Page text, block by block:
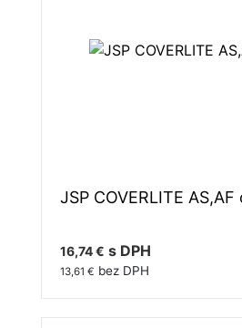
JSP COVERLITE
16,74 € s DPH
13,61 € bez DPH